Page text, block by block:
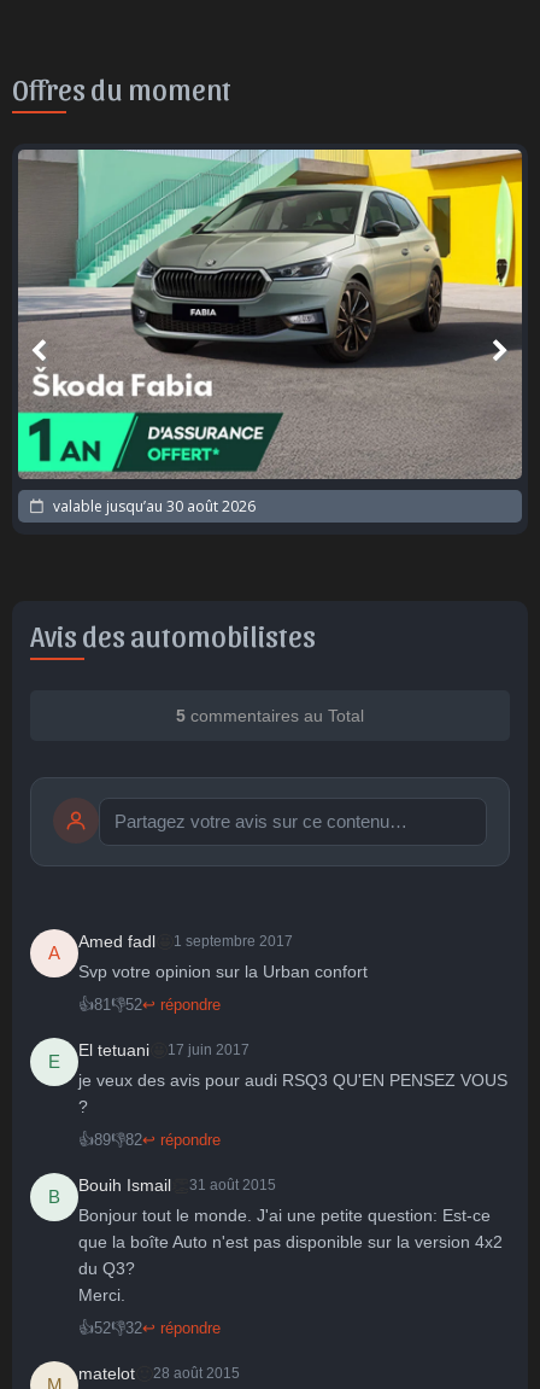
Offres du moment
valable jusqu’au 30 août 2026
Avis des automobilistes
5 commentaires au Total
🤩 👏
😮 😞
publication immédiate Publier
A
Amed fadl 1 septembre 2017
Svp votre opinion sur la Urban confort
👍81 👎52↩ répondre
E
El tetuani 17 juin 2017
je veux des avis pour audi RSQ3 QU'EN PENSEZ VOUS
?
👍89👎82↩ répondre
B
Bouih Ismail 31 août 2015
Bonjour tout le monde. J'ai une petite question: Est-ce
que la boîte Auto n'est pas disponible sur la version 4x2
du Q3?
Merci.
👍52👎32↩ répondre
matelot 28 août 2015